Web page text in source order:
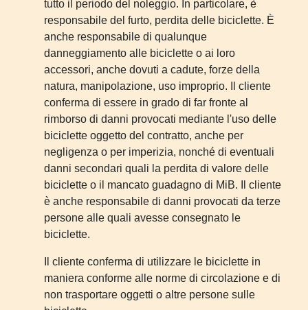
tutto il periodo del noleggio. In particolare, è
responsabile del furto, perdita delle biciclette. È
anche responsabile di qualunque
danneggiamento alle biciclette o ai loro
accessori, anche dovuti a cadute, forze della
natura, manipolazione, uso improprio. Il cliente
conferma di essere in grado di far fronte al
rimborso di danni provocati mediante l'uso delle
biciclette oggetto del contratto, anche per
negligenza o per imperizia, nonché di eventuali
danni secondari quali la perdita di valore delle
biciclette o il mancato guadagno di MiB. Il cliente
è anche responsabile di danni provocati da terze
persone alle quali avesse consegnato le
biciclette.
Il cliente conferma di utilizzare le biciclette in
maniera conforme alle norme di circolazione e di
non trasportare oggetti o altre persone sulle